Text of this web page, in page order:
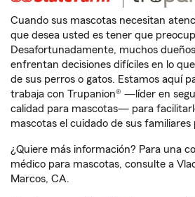
Cuando sus mascotas necesitan
que desea usted es tener que
Desafortunadamente, muchos
enfrentan decisiones difíciles en lo
de sus perros o gatos. Estamos aquí
trabaja con Trupanion® —líder en
calidad para mascotas— para
mascotas el cuidado de sus familiares
¿Quiere más información? Para una
médico para mascotas, consulte a
Marcos, CA.